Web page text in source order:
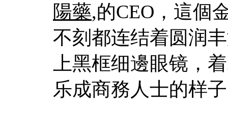
陽藥,的CEO，這個
不刻都连结着圆润
上黑框细邊眼镜，
乐成商務人士的样